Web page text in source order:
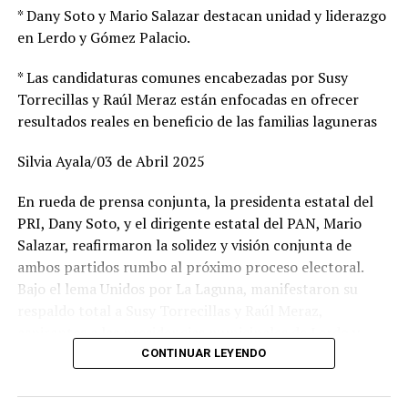
reportaron los casos de dos menores de edad, ambos
recibieron el impacto de una bala “fría” en la cabeza,
encuentra grave en el hospital General 450 de esta
ciudad.
ALCALDE PROMETE MEJORAR CONDICIONES A POLICIAS
MUNICIPALES
* Dany Soto y Mario Salazar destacan unidad y liderazgo
en Lerdo y Gómez Palacio.
* Las candidaturas comunes encabezadas por Susy
Torrecillas y Raúl Meraz están enfocadas en ofrecer
resultados reales en beneficio de las familias laguneras
Silvia Ayala/03 de Abril 2025
En rueda de prensa conjunta, la presidenta estatal del
PRI, Dany Soto, y el dirigente estatal del PAN, Mario
Salazar, reafirmaron la solidez y visión conjunta de
ambos partidos rumbo al próximo proceso electoral.
Bajo el lema Unidos por La Laguna, manifestaron su
Gómez Palacio, respectivamente, a quienes describieron
como perfiles con preparación, experiencia y profundo
arraigo en sus comunidades.
CONTINUAR LEYENDO